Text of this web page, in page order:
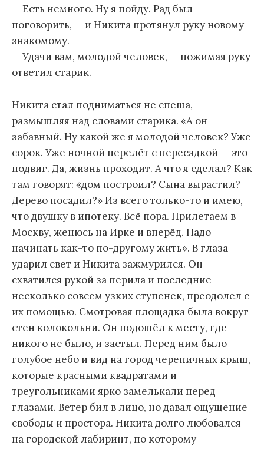
— Есть немного. Ну я пойду. Рад был
поговорить, — и Никита протянул руку новому
знакомому.
— Удачи вам, молодой человек, — пожимая руку
ответил старик.
Никита стал подниматься не спеша,
размышляя над словами старика. «А он
забавный. Ну какой же я молодой человек? Уже
сорок. Уже ночной перелёт с пересадкой — это
подвиг. Да, жизнь проходит. А что я сделал? Как
там говорят: «дом построил? Сына вырастил?
Дерево посадил?» Из всего только-то и имею,
что двушку в ипотеку. Всё пора. Прилетаем в
Москву, женюсь на Ирке и вперёд. Надо
начинать как-то по-другому жить». В глаза
ударил свет и Никита зажмурился. Он
схватился рукой за перила и последние
несколько совсем узких ступенек, преодолел с
их помощью. Смотровая площадка была вокруг
стен колокольни. Он подошёл к месту, где
никого не было, и застыл. Перед ним было
голубое небо и вид на город черепичных крыш,
которые красными квадратами и
треугольниками ярко замелькали перед
глазами. Ветер бил в лицо, но давал ощущение
свободы и простора. Никита долго любовался
на городской лабиринт, по которому